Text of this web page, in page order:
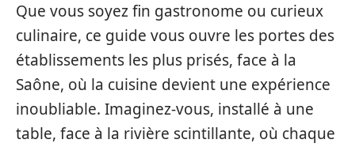
Que vous soyez fin gastronome ou curieux
culinaire, ce guide vous ouvre les portes des
établissements les plus prisés, face à la
Saône, où la cuisine devient une expérience
inoubliable. Imaginez-vous, installé à une
table, face à la rivière scintillante, où chaque